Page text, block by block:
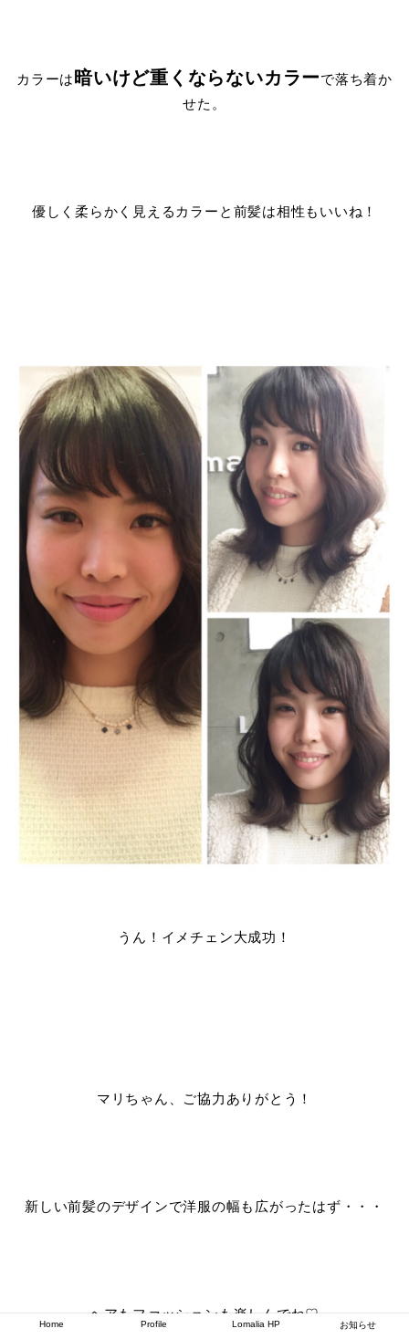
カラーは暗いけど重くならないカラーで落ち着か
せた。
優しく柔らかく見えるカラーと前髪は相性もいいね！
うん！イメチェン大成功！
マリちゃん、ご協力ありがとう！
新しい前髪のデザインで洋服の幅も広がったはず・・・
ヘアもファッションも楽しんでね♡
Home Profile Lomalia HP お知らせ